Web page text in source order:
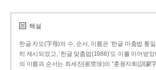
해설
한글 자모(字母)의 수, 순서, 이름은 ‘한글 마춤법 통
히 제시되었고, ‘한글 맞춤법(1988)’도 이를 이어받
의 이름과 순서는 최세진(崔世珍)의 “훈몽자회(訓蒙